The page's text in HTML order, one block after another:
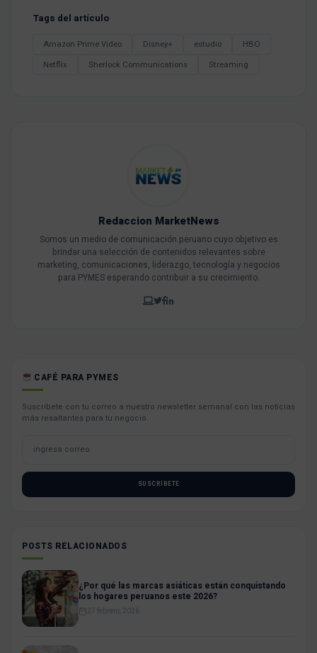
Tags del artículo
Amazon Prime Video Disney+ estudio
HBO
Netflix
Sherlock Communications Streaming
Redaccion MarketNews
Somos un medio de comunicación peruano cuyo objetivo es
brindar una selección de contenidos relevantes sobre
marketing, comunicaciones, liderazgo, tecnología y negocios
para PYMES esperando contribuir a su crecimiento.
CAFÉ PARA PYMES
Suscríbete con tu correo a nuestro newsletter semanal con las noticias
más resaltantes para tu negocio.
SUSCRÍBETE
POSTS RELACIONADOS
¿Por qué las marcas asiáticas están conquistando
los hogares peruanos este 2026?
27 febrero, 2026